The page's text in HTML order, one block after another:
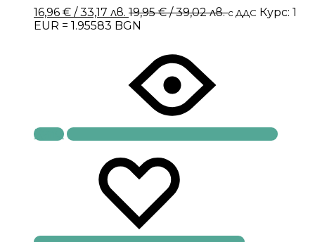
16,96 € / 33,17 лв. 19,95€/ 39,02 лв.с ДДС Курс: 1
EUR = 1.95583 BGN
Купи